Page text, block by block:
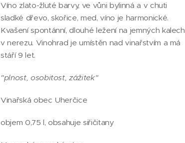
Víno zlato-žluté barvy, ve vůni bylinná a v chuti
sladké dřevo, skořice, med, víno je harmonické.
Kvašení spontánní, dlouhé ležení na jemných kalech
v nerezu. Vinohrad je umístěn nad vinařstvím a má
stáří 9 let.
"plnost, osobitost, zážitek"
Vinařská obec Uherčice
objem 0,75 l, obsahuje siřičitany